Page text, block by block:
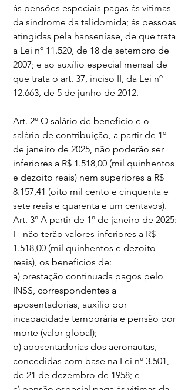
às pensões especiais pagas às vítimas
da síndrome da talidomida; às pessoas
atingidas pela hanseníase, de que trata
a Lei nº 11.520, de 18 de setembro de
2007; e ao auxílio especial mensal de
que trata o art. 37, inciso II, da Lei nº
12.663, de 5 de junho de 2012.
Art. 2º O salário de benefício e o
salário de contribuição, a partir de 1º
de janeiro de 2025, não poderão ser
inferiores a R$ 1.518,00 (mil quinhentos
e dezoito reais) nem superiores a R$
8.157,41 (oito mil cento e cinquenta e
sete reais e quarenta e um centavos).
Art. 3º A partir de 1º de janeiro de 2025:
I - não terão valores inferiores a R$
1.518,00 (mil quinhentos e dezoito
reais), os benefícios de:
a) prestação continuada pagos pelo
INSS, correspondentes a
aposentadorias, auxílio por
incapacidade temporária e pensão por
morte (valor global);
b) aposentadorias dos aeronautas,
concedidas com base na Lei nº 3.501,
de 21 de dezembro de 1958; e